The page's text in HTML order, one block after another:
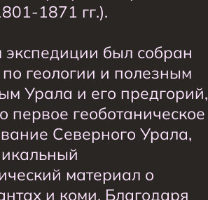
1871 гг.).
экспедиции был собран
геологии и полезным
Урала и его предгорий,
первое геоботаническое
Северного Урала,
материал о
и коми. Благодаря